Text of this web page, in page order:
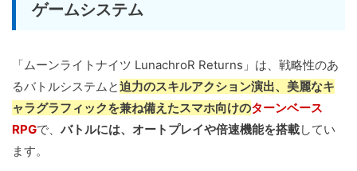
ゲームシステム
「ムーンライトナイツ LunachroR Returns」は、戦略性のあ
るバトルシステムと迫力のスキルアクション演出、美麗なキ
ャラグラフィックを兼ね備えたスマホ向けのターンベース
RPGで、 バトルには、オートプレイや倍速機能を搭載してい
ます。